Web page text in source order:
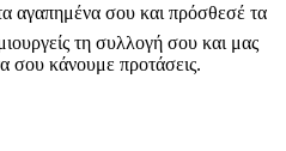
αγαπημένα σου και πρόσθεσέ τα
τη συλλογή σου και μας
σου κάνουμε προτάσεις.